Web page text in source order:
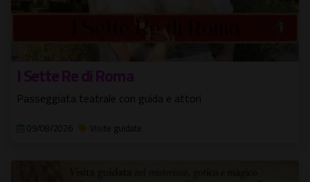
I Sette Re di Roma
Passeggiata teatrale con guida e attori
09/08/2026 Visite guidate